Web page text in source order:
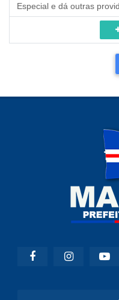
Especial e dá outras